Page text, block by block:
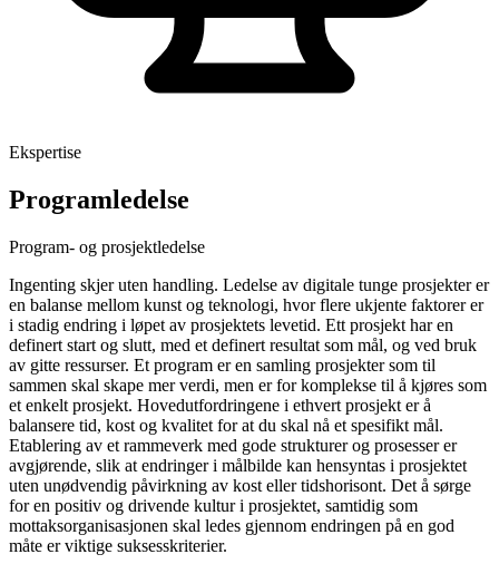
Ekspertise
Programledelse
Program- og prosjektledelse
Ingenting skjer uten handling. Ledelse av digitale tunge prosjekter er
en balanse mellom kunst og teknologi, hvor flere ukjente faktorer er
i stadig endring i løpet av prosjektets levetid. Ett prosjekt har en
definert start og slutt, med et definert resultat som mål, og ved bruk
av gitte ressurser. Et program er en samling prosjekter som til
sammen skal skape mer verdi, men er for komplekse til å kjøres som
et enkelt prosjekt. Hovedutfordringene i ethvert prosjekt er å
balansere tid, kost og kvalitet for at du skal nå et spesifikt mål.
Etablering av et rammeverk med gode strukturer og prosesser er
avgjørende, slik at endringer i målbilde kan hensyntas i prosjektet
uten unødvendig påvirkning av kost eller tidshorisont. Det å sørge
for en positiv og drivende kultur i prosjektet, samtidig som
mottaksorganisasjonen skal ledes gjennom endringen på en god
måte er viktige suksesskriterier.